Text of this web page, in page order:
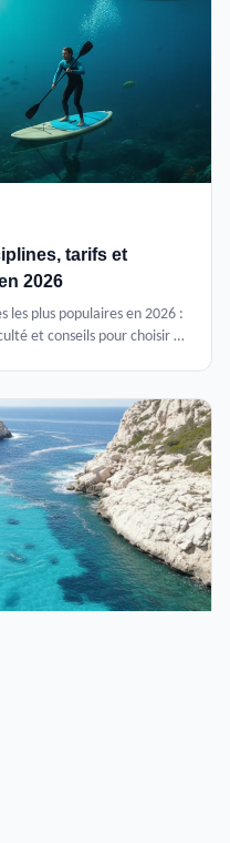
tarifs et
2026
les plus populaires en 2026 :
et conseils pour choisir en